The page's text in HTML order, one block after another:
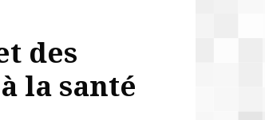
des
la santé